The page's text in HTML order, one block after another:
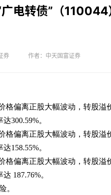
电转债”（
券 作者：中天国富证券
格偏离正股大幅波动，转股溢
300.59%。
格偏离正股大幅波动，转股溢
158.55%。
格偏离正股大幅波动，转股溢
187.76%。
。